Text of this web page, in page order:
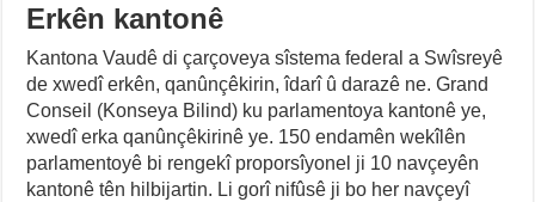
Erkên kantonê
Kantona Vaudê di çarçoveya sîstema federal a Swîsreyê
de xwedî erkên, qanûnçêkirin, îdarî û darazê ne. Grand
Conseil (Konseya Bilind) ku parlamentoya kantonê ye,
xwedî erka qanûnçêkirinê ye. 150 endamên wekîlên
parlamentoyê bi rengekî proporsîyonel ji 10 navçeyên
kantonê tên hilbijartin. Li gorî nifûsê ji bo her navçeyî